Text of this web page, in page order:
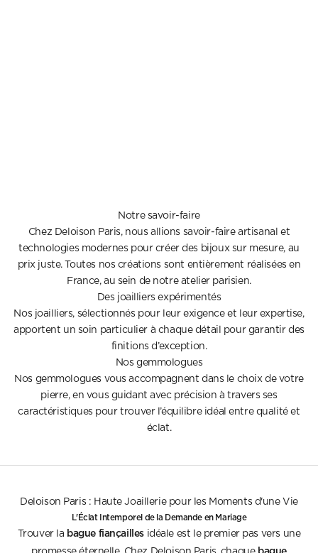
Notre savoir-faire
Chez Deloison Paris, nous allions savoir-faire artisanal et
technologies modernes pour créer des bijoux sur mesure, au
prix juste. Toutes nos créations sont entièrement réalisées en
France, au sein de notre atelier parisien.
Des joailliers expérimentés
Nos joailliers, sélectionnés pour leur exigence et leur expertise,
apportent un soin particulier à chaque détail pour garantir des
finitions d’exception.
Nos gemmologues
Nos gemmologues vous accompagnent dans le choix de votre
pierre, en vous guidant avec précision à travers ses
caractéristiques pour trouver l’équilibre idéal entre qualité et
éclat.
Deloison Paris : Haute Joaillerie pour les Moments d'une Vie
L'Éclat Intemporel de la Demande en Mariage
Trouver la bague fiançaillesidéale est le premier pas vers une
bague